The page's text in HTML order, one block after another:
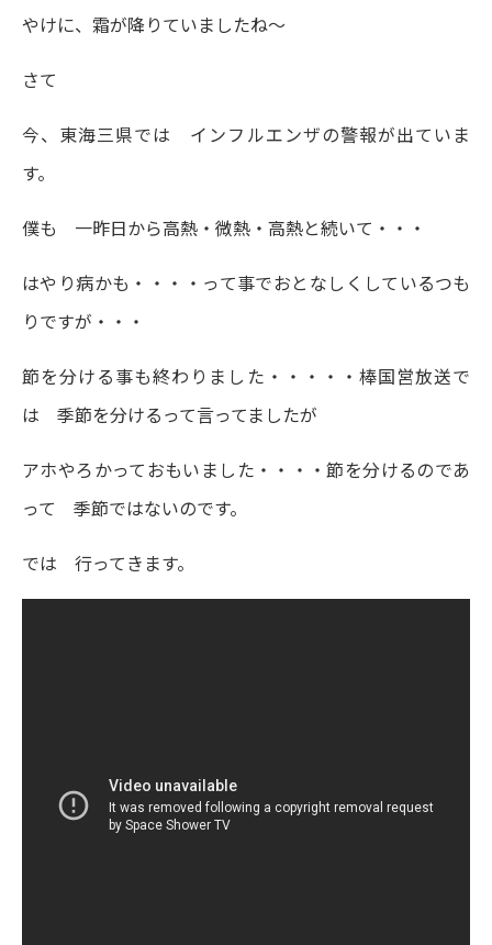
やけに、霜が降りていましたね～
さて
今、東海三県では インフルエンザの警報が出ていま
す。
僕も 一昨日から高熱・微熱・高熱と続いて・・・
はやり病かも・・・・って事でおとなしくしているつも
りですが・・・
節を分ける事も終わりました・・・・・棒国営放送で
は 季節を分けるって言ってましたが
アホやろかっておもいました・・・・節を分けるのであ
って 季節ではないのです。
では 行ってきます。